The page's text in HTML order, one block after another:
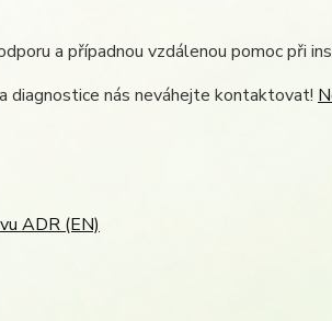
a případnou vzdálenou pomoc při
a diagnostice nás neváhejte kontaktovat!
ADR (EN)